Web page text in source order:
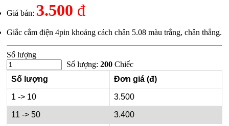
Giá bán: 3.500 đ
Giắc cắm điện 4pin khoảng cách chân 5.08 màu trắng, chân thẳng.
Số lượng
Số lượng: 200 Chiếc
Số lượng
Đơn giá (đ)
1 -> 10 3.500
11 -> 50 3.400